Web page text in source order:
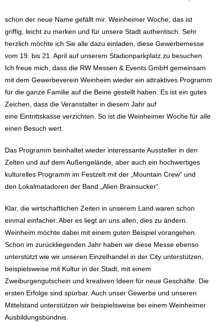
schon der neue Name gefällt mir. Weinheimer Woche, das ist
griffig, leicht zu merken und für unsere Stadt authentisch. Sehr
herzlich möchte ich Sie alle dazu einladen, diese Gewerbemesse
vom 19. bis 21. April auf unserem Stadionparkplatz zu besuchen.
Ich freue mich, dass die RW Messen & Events GmbH gemeinsam
mit dem Gewerbeverein Weinheim wieder ein attraktives Programm
für die ganze Familie auf die Beine gestellt haben. Es ist ein gutes
Zeichen, dass die Veranstalter in diesem Jahr auf
eine Eintrittskasse verzichten. So ist die Weinheimer Woche für alle
einen Besuch wert.
Das Programm beinhaltet wieder interessante Aussteller in den
Zelten und auf dem Außengelände, aber auch ein hochwertiges
kulturelles Programm im Festzelt mit der „Mountain Crew“ und
den Lokalmatadoren der Band „Alien Brainsucker“.
Klar, die wirtschaftlichen Zeiten in unserem Land waren schon
einmal einfacher. Aber es liegt an uns allen, dies zu ändern.
Weinheim möchte dabei mit einem guten Beispiel vorangehen.
Schon im zurückliegenden Jahr haben wir diese Messe ebenso
unterstützt wie wir unseren Einzelhandel in der City unterstützen,
beispielsweise mit Kultur in der Stadt, mit einem
Zweiburgengutschein und kreativen Ideen für neue Geschäfte. Die
ersten Erfolge sind spürbar. Auch unser Gewerbe und unseren
Mittelstand unterstützen wir beispielsweise bei einem Weinheimer
Ausbildungsbündnis.